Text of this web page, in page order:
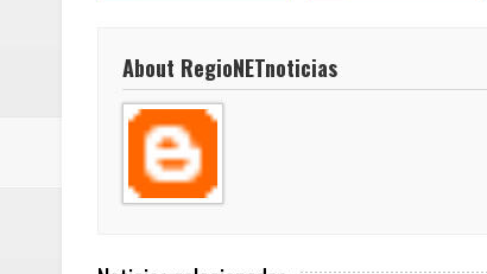
About RegioNETnoticias